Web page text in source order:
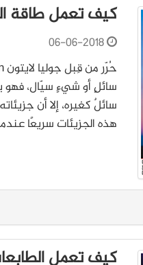
كيف تعمل طاقة
06-06-2018
سائلٍ أو شيءٍ سيّال، فهو
سائلٌ كغيره، إلا أن
هذه الجزيئات سريعًا
كيف تعمل